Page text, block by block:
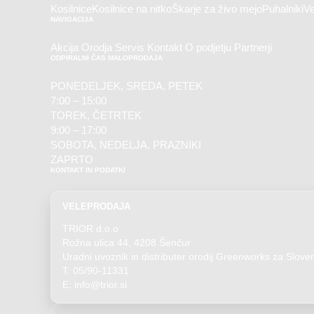
Kosilnice Kosilnice na nitkoŠkarje za živo mejoPuhalniki
NAVIGACIJA
Akcija Orodja Servis Kontakt O podjetju Partnerji
ODPIRALNI ČAS MALOPRODAJA
PONEDELJEK, SREDA, PETEK
7:00 – 15:00
TOREK, ČETRTEK
9:00 – 17:00
SOBOTA, NEDELJA, PRAZNIKI
ZAPRTO
KONTAKT IN PODATKI
VELEPRODAJA
TRIOR d.o.o
Rožna ulica 44, 4208 Šenčur
Uradni uvoznik in distributer orodij Greenworks za
T: 05/90-11331
E: info@trior.si